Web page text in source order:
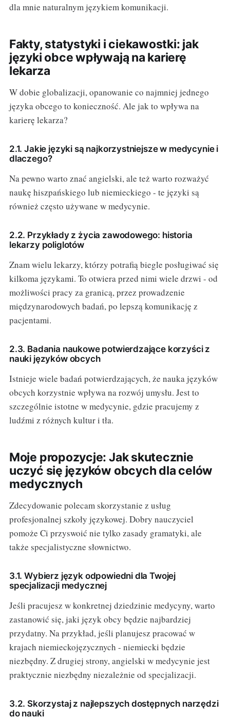
dla mnie naturalnym językiem komunikacji.
Fakty, statystyki i ciekawostki: jak
języki obce wpływają na karierę
lekarza
W dobie globalizacji, opanowanie co najmniej jednego
języka obcego to konieczność. Ale jak to wpływa na
karierę lekarza?
2.1. Jakie języki są najkorzystniejsze w medycynie i
dlaczego?
Na pewno warto znać angielski, ale też warto rozważyć
naukę hiszpańskiego lub niemieckiego - te języki są
również często używane w medycynie.
2.2. Przykłady z życia zawodowego: historia
lekarzy poliglotów
Znam wielu lekarzy, którzy potrafią biegle posługiwać się
kilkoma językami. To otwiera przed nimi wiele drzwi - od
możliwości pracy za granicą, przez prowadzenie
międzynarodowych badań, po lepszą komunikację z
pacjentami.
2.3. Badania naukowe potwierdzające korzyści z
nauki języków obcych
Istnieje wiele badań potwierdzających, że nauka języków
obcych korzystnie wpływa na rozwój umysłu. Jest to
szczególnie istotne w medycynie, gdzie pracujemy z
ludźmi z różnych kultur i tła.
Moje propozycje: Jak skutecznie
uczyć się języków obcych dla celów
medycznych
Zdecydowanie polecam skorzystanie z usług
profesjonalnej szkoły językowej. Dobry nauczyciel
pomoże Ci przyswoić nie tylko zasady gramatyki, ale
także specjalistyczne słownictwo.
3.1. Wybierz język odpowiedni dla Twojej
specjalizacji medycznej
Jeśli pracujesz w konkretnej dziedzinie medycyny, warto
zastanowić się, jaki język obcy będzie najbardziej
przydatny. Na przykład, jeśli planujesz pracować w
krajach niemieckojęzycznych - niemiecki będzie
niezbędny. Z drugiej strony, angielski w medycynie jest
praktycznie niezbędny niezależnie od specjalizacji.
3.2. Skorzystaj z najlepszych dostępnych narzędzi
do nauki